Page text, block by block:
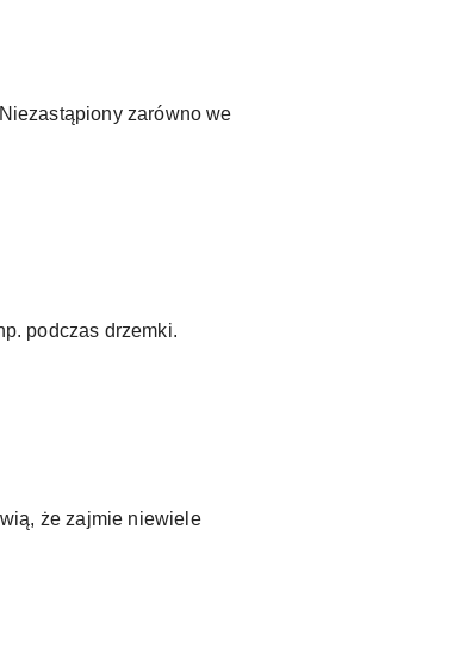
zarówno we
podczas drzemki.
że zajmie niewiele